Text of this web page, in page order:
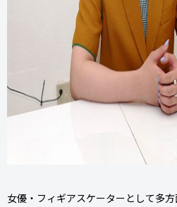
女優・フィギアスケーターとして多